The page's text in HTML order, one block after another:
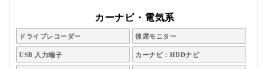
カーナビ・電気系
ドライブレコーダー 後席モニター
USB 入力端子 カーナビ：HDDナビ